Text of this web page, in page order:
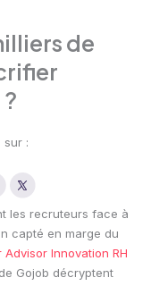
de
sur :
les recruteurs face à
capté en marge du
Innovation RH
Gojob décryptent